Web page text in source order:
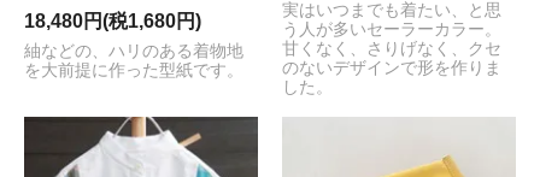
18,480円(税1,680円)
紬などの、ハリのある着物地
を大前提に作った型紙です。
実はいつまでも着たい、と思
う人が多いセーラーカラー。
甘くなく、さりげなく、クセ
のないデザインで形を作りま
した。